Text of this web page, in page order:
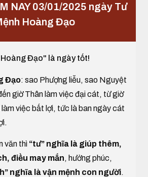
NAY 03/01/2025 ngày Tư
Hoàng Đạo
Đạo" là ngày tốt!
Đạo: sao Phượng liễu, sao Nguyệt
giờ Thân làm việc đại cát, từ giờ
làm việc bất lợi, tức là ban ngày cát
văn thì “tư” nghĩa là giúp thêm,
điều may mắn, hưởng phúc,
nghĩa là vận mệnh con người.